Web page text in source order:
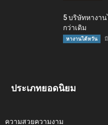
5 บริษัทหางา
กว่าเดิม
หางานไต้หวัน
ประเภทยอดนิยม
ความสวยความงาม